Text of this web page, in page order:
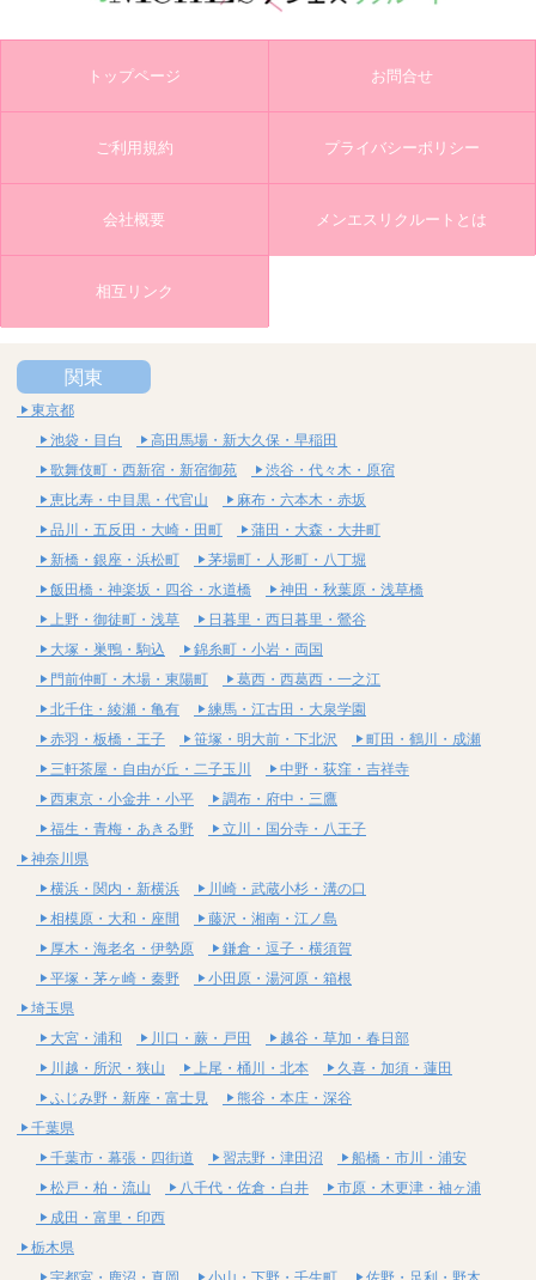
トップページ お問合せ
ご利用規約 プライバシーポリシー
会社概要 メンエスリクルートとは
相互リンク
関東
東京都
池袋・目白
高田馬場・新大久保・早稲田
歌舞伎町・西新宿・新宿御苑
渋谷・代々木・原宿
恵比寿・中目黒・代官山
麻布・六本木・赤坂
品川・五反田・大崎・田町
蒲田・大森・大井町
新橋・銀座・浜松町
茅場町・人形町・八丁堀
飯田橋・神楽坂・四谷・水道橋
神田・秋葉原・浅草橋
上野・御徒町・浅草
日暮里・西日暮里・鶯谷
大塚・巣鴨・駒込
錦糸町・小岩・両国
門前仲町・木場・東陽町
葛西・西葛西・一之江
北千住・綾瀬・亀有
練馬・江古田・大泉学園
赤羽・板橋・王子
笹塚・明大前・下北沢
町田・鶴川・成瀬
三軒茶屋・自由が丘・二子玉川
中野・荻窪・吉祥寺
西東京・小金井・小平
調布・府中・三鷹
福生・青梅・あきる野
立川・国分寺・八王子
神奈川県
横浜・関内・新横浜
川崎・武蔵小杉・溝の口
相模原・大和・座間
藤沢・湘南・江ノ島
厚木・海老名・伊勢原
鎌倉・逗子・横須賀
平塚・茅ヶ崎・秦野
小田原・湯河原・箱根
埼玉県
大宮・浦和
川口・蕨・戸田
越谷・草加・春日部
川越・所沢・狭山
上尾・桶川・北本
久喜・加須・蓮田
ふじみ野・新座・富士見
熊谷・本庄・深谷
千葉県
千葉市・幕張・四街道
習志野・津田沼
船橋・市川・浦安
松戸・柏・流山
八千代・佐倉・白井
市原・木更津・袖ヶ浦
成田・富里・印西
栃木県